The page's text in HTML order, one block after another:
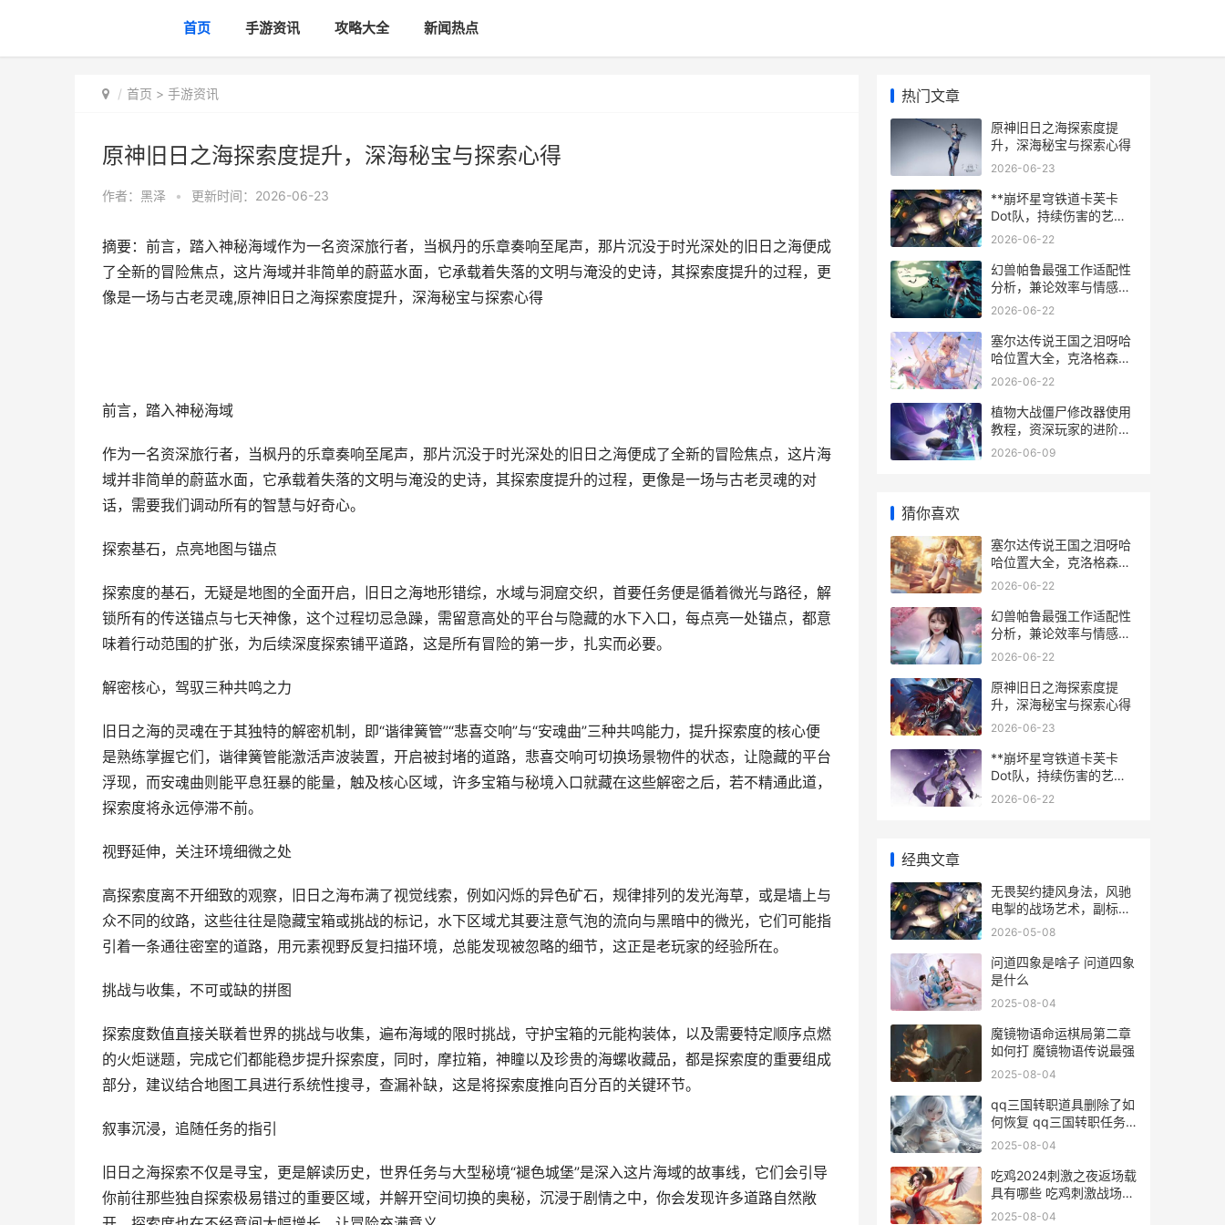
首页 手游资讯 攻略大全 新闻热点
首页 > 手游资讯
原神旧日之海探索度提升，深海秘宝与探索心得
作者： 黑泽 • 更新时间：2026-06-23
摘要：前言，踏入神秘海域作为一名资深旅行者，当枫丹的乐章奏响至尾声，那片沉没于时光深处的旧日之海便成
了全新的冒险焦点，这片海域并非简单的蔚蓝水面，它承载着失落的文明与淹没的史诗，其探索度提升的过程，更
像是一场与古老灵魂,原神旧日之海探索度提升，深海秘宝与探索心得
前言，踏入神秘海域
作为一名资深旅行者，当枫丹的乐章奏响至尾声，那片沉没于时光深处的旧日之海便成了全新的冒险焦点，这片海
域并非简单的蔚蓝水面，它承载着失落的文明与淹没的史诗，其探索度提升的过程，更像是一场与古老灵魂的对
话，需要我们调动所有的智慧与好奇心。
探索基石，点亮地图与锚点
探索度的基石，无疑是地图的全面开启，旧日之海地形错综，水域与洞窟交织，首要任务便是循着微光与路径，解
锁所有的传送锚点与七天神像，这个过程切忌急躁，需留意高处的平台与隐藏的水下入口，每点亮一处锚点，都意
味着行动范围的扩张，为后续深度探索铺平道路，这是所有冒险的第一步，扎实而必要。
解密核心，驾驭三种共鸣之力
旧日之海的灵魂在于其独特的解密机制，即“谐律簧管”“悲喜交响”与“安魂曲”三种共鸣能力，提升探索度的核心便
是熟练掌握它们，谐律簧管能激活声波装置，开启被封堵的道路，悲喜交响可切换场景物件的状态，让隐藏的平台
浮现，而安魂曲则能平息狂暴的能量，触及核心区域，许多宝箱与秘境入口就藏在这些解密之后，若不精通此道，
探索度将永远停滞不前。
视野延伸，关注环境细微之处
高探索度离不开细致的观察，旧日之海布满了视觉线索，例如闪烁的异色矿石，规律排列的发光海草，或是墙上与
众不同的纹路，这些往往是隐藏宝箱或挑战的标记，水下区域尤其要注意气泡的流向与黑暗中的微光，它们可能指
引着一条通往密室的道路，用元素视野反复扫描环境，总能发现被忽略的细节，这正是老玩家的经验所在。
挑战与收集，不可或缺的拼图
探索度数值直接关联着世界的挑战与收集，遍布海域的限时挑战，守护宝箱的元能构装体，以及需要特定顺序点燃
的火炬谜题，完成它们都能稳步提升探索度，同时，摩拉箱，神瞳以及珍贵的海螺收藏品，都是探索度的重要组成
部分，建议结合地图工具进行系统性搜寻，查漏补缺，这是将探索度推向百分百的关键环节。
叙事沉浸，追随任务的指引
旧日之海探索不仅是寻宝，更是解读历史，世界任务与大型秘境“褪色城堡”是深入这片海域的故事线，它们会引导
你前往那些独自探索极易错过的重要区域，并解开空间切换的奥秘，沉浸于剧情之中，你会发现许多道路自然敞
热门文章
原神旧日之海探索度提
升，深海秘宝与探索心得
2026-06-23
**崩坏星穹铁道卡芙卡
Dot队，持续伤害的艺术
与掌控**
2026-06-22
幻兽帕鲁最强工作适配性
分析，兼论效率与情感的
平衡之道
2026-06-22
塞尔达传说王国之泪呀哈
哈位置大全，克洛格森林
的种子收集指南
2026-06-22
植物大战僵尸修改器使用
教程，资深玩家的进阶指
南
2026-06-09
猜你喜欢
塞尔达传说王国之泪呀哈
哈位置大全，克洛格森林
的种子收集指南
2026-06-22
幻兽帕鲁最强工作适配性
分析，兼论效率与情感的
平衡之道
2026-06-22
原神旧日之海探索度提
升，深海秘宝与探索心得
2026-06-23
**崩坏星穹铁道卡芙卡
Dot队，持续伤害的艺术
与掌控**
2026-06-22
经典文章
无畏契约捷风身法，风驰
电掣的战场艺术，副标
题，迅捷如风决胜瞬间
2026-05-08
问道四象是啥子 问道四象
是什么
2025-08-04
魔镜物语命运棋局第二章
如何打 魔镜物语传说最强
2025-08-04
qq三国转职道具删除了如
何恢复 qq三国转职任务
装备配置
2025-08-04
吃鸡2024刺激之夜返场载
具有哪些 吃鸡刺激战场下
载安装
2025-08-04